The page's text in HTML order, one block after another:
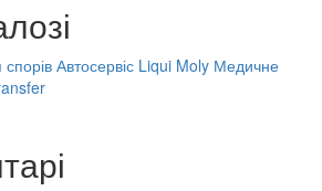
Автосервіс Liqui Moly Медичне